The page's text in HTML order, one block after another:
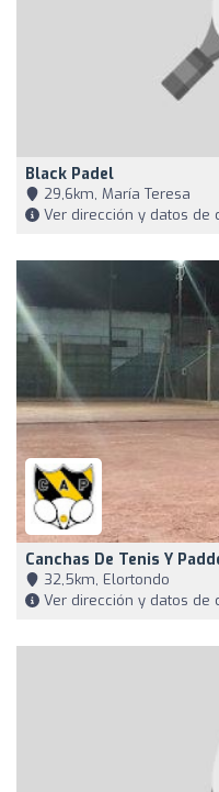
Black Padel
29,6km, María Teresa
Ver dirección y datos de
Canchas De Tenis Y
32,5km, Elortondo
Ver dirección y datos de